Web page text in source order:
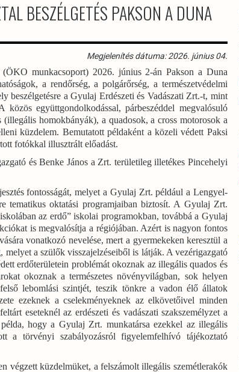
BESZÉLGETÉS PAKSON A DUNA
Megjelenítés dátuma: 2026. június 04.
munkacsoport) 2026. június 2-án Pakson a Duna
a rendőrség, a polgárőrség, a természetvédelmi
a Gyulaj Erdészeti és Vadászati Zrt.-t, mint
együttgondolkodással, párbeszéddel megvalósuló
homokbányák), a quadosok, a cross motorosok a
küzdelem. Bemutatott példaként a közeli védett Paksi
fotókkal illusztrált előadást.
és Benke János a Zrt. területileg illetékes Pincehelyi
fontosságát, melyet a Gyulaj Zrt. például a Lengyel-
tematikus oktatási programjaiban biztosít. A Gyulaj Zrt.
az erdő” iskolai programokban, továbbá a Gyulaj
is megvalósítja a régiójában. Azért is nagyon fontos
vonatkozó nevelése, mert a gyermekeken keresztül a
a szülők visszajelzéseiből is látják. A vezérigazgató
erdőterületein problémát okoznak az illegális quados és
okoznak a természetes növényvilágban, sok helyen
lebomlási szintjét, teszik tönkre a vadon élő állatok
ezeknek a cselekményeknek az elkövetőivel minden
eseteknél az erdészeti és vadászati szakszemélyzet a
hogy a Gyulaj Zrt. munkatársa ezekkel az illegális
a törvényi szabályozásról figyelemfelhívó tájékoztató
végzett küzdelmüket, a felszámolt illegális szemétlerakók